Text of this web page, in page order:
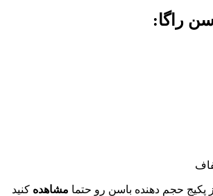
راگا:
پکیج حجم دهنده باسن رو حتما مشاهده کنید